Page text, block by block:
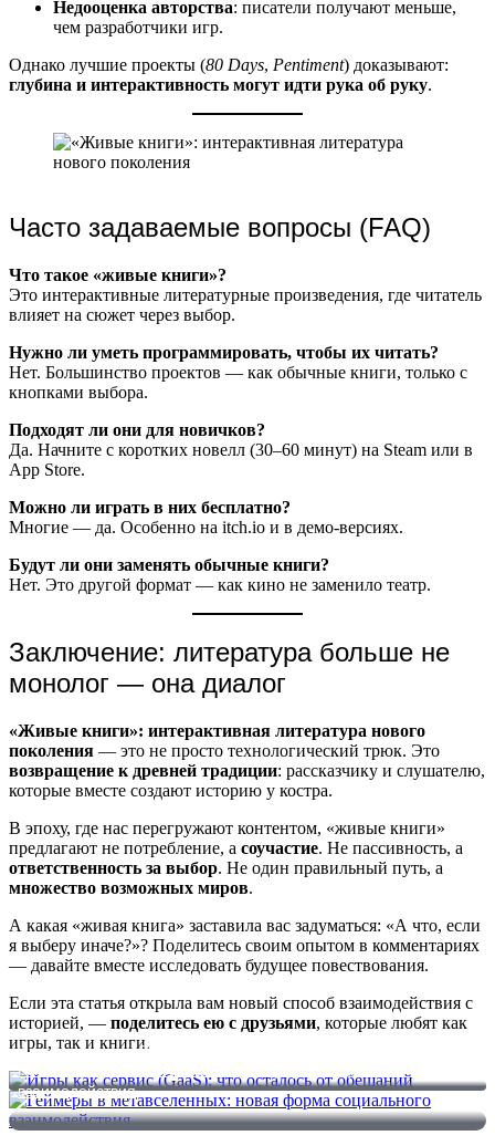
Недооценка авторства: писатели получают меньше,
чем разработчики игр.
Однако лучшие проекты (80 Days, Pentiment) доказывают:
глубина и интерактивность могут идти рука об руку.
Часто задаваемые вопросы (FAQ)
Что такое «живые книги»?
Это интерактивные литературные произведения, где читатель
влияет на сюжет через выбор.
Нужно ли уметь программировать, чтобы их читать?
Нет. Большинство проектов — как обычные книги, только с
кнопками выбора.
Подходят ли они для новичков?
Да. Начните с коротких новелл (30–60 минут) на Steam или в
App Store.
Можно ли играть в них бесплатно?
Многие — да. Особенно на itch.io и в демо-версиях.
Будут ли они заменять обычные книги?
Нет. Это другой формат — как кино не заменило театр.
Заключение: литература больше не
монолог — она диалог
«Живые книги»: интерактивная литература нового
поколения — это не просто технологический трюк. Это
возвращение к древней традиции: рассказчику и слушателю,
которые вместе создают историю у костра.
В эпоху, где нас перегружают контентом, «живые книги»
предлагают не потребление, а соучастие. Не пассивность, а
ответственность за выбор. Не один правильный путь, а
множество возможных миров.
А какая «живая книга» заставила вас задуматься: «А что, если
я выберу иначе?»? Поделитесь своим опытом в комментариях
— давайте вместе исследовать будущее повествования.
Если эта статья открыла вам новый способ взаимодействия с
историей, — поделитесь ею с друзьями, которые любят как
игры, так и книги.
Игры как сервис (GaaS): что осталось от обещаний
Геймеры в метавселенных: новая форма социального
взаимодействия